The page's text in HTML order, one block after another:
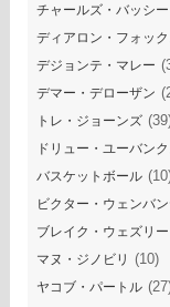
チャールズ・バッシー
ディアロン・フォック
デジョンテ・マレー
デマー・デローザン
トレ・ジョーンズ
ドリュー・ユーバンク
バスケットボール
ビクター・ウェンバ
ブレイク・ウェズリー
マヌ・ジノビリ (10)
ヤコブ・パートル